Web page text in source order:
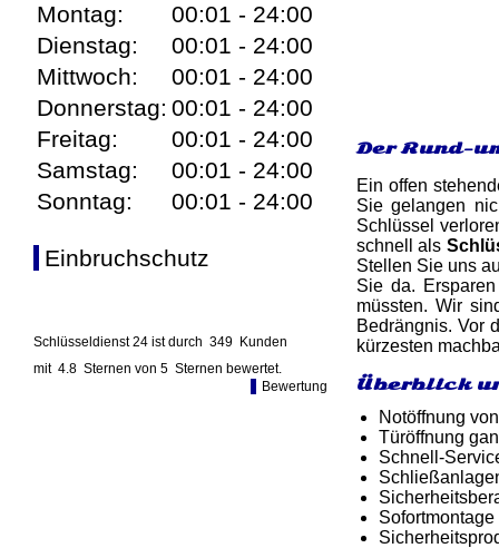
Montag:
00:01 - 24:00
Dienstag:
00:01 - 24:00
Mittwoch:
00:01 - 24:00
Donnerstag: 00:01 - 24:00
Freitag:
00:01 - 24:00
Samstag:
00:01 - 24:00
Sonntag:
00:01 - 24:00
Einbruchschutz
Schlüsseldienst 24 ist durch 349 Kunden
mit 4.8 Sternen von 5 Sternen bewertet.
Bewertung
Der Rund-
Ein offen
Sie gelangen
Schlüssel
schnell als
Stellen Sie uns
Sie da.
müssten. Wir
Bedrängnis. Vor
kürzesten
Überblick
Notöffnung
Türöffnung
Schnell-